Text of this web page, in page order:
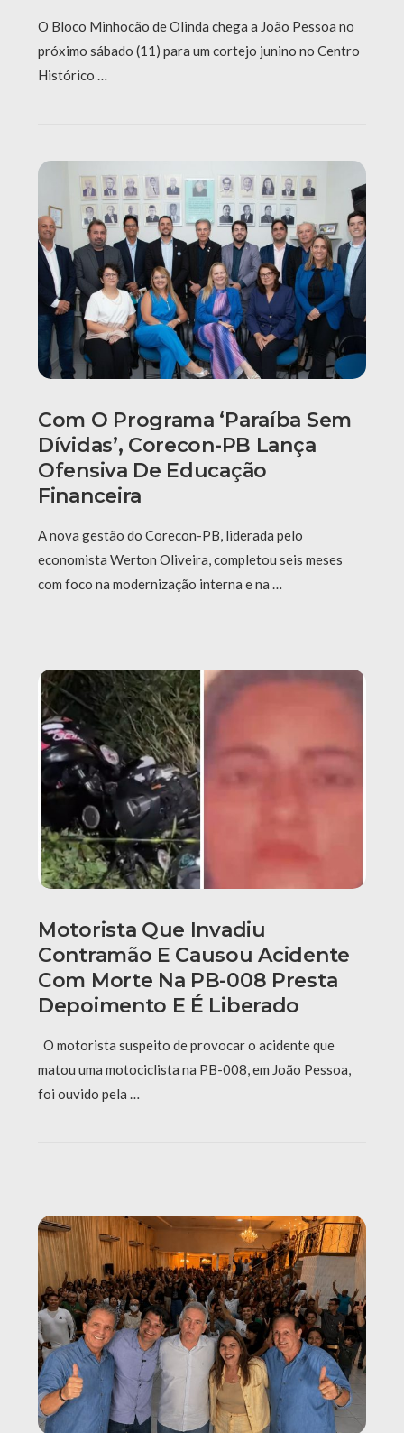
O Bloco Minhocão de Olinda chega a João Pessoa no
próximo sábado (11) para um cortejo junino no Centro
Histórico …
Com O Programa ‘Paraíba Sem
Dívidas’, Corecon-PB Lança
Ofensiva De Educação
Financeira
A nova gestão do Corecon-PB, liderada pelo
economista Werton Oliveira, completou seis meses
com foco na modernização interna e na …
Motorista Que Invadiu
Contramão E Causou Acidente
Com Morte Na PB-008 Presta
Depoimento E É Liberado
O motorista suspeito de provocar o acidente que
matou uma motociclista na PB-008, em João Pessoa,
foi ouvido pela …